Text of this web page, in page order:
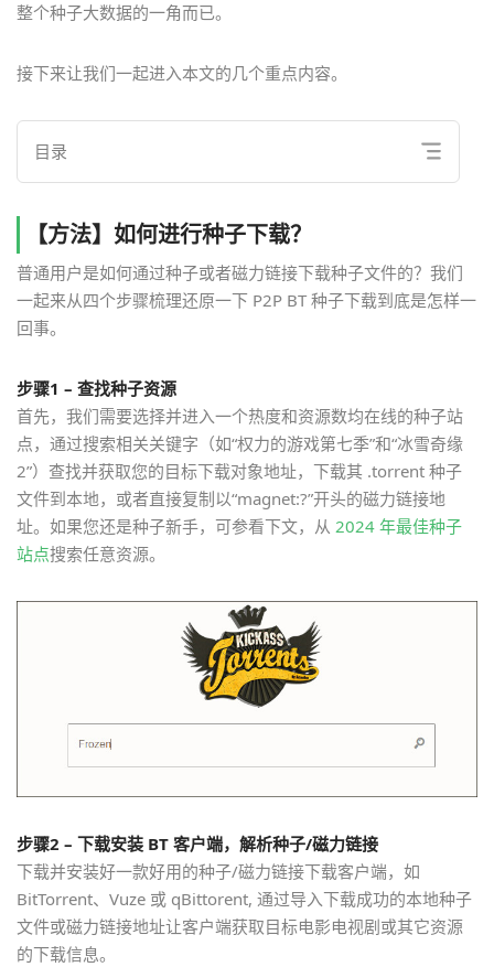
整个种子大数据的一角而已。
接下来让我们一起进入本文的几个重点内容。
目录
【方法】如何进行种子下载？
普通用户是如何通过种子或者磁力链接下载种子文件的？我们
一起来从四个步骤梳理还原一下 P2P BT 种子下载到底是怎样一
回事。
步骤1 – 查找种子资源
首先，我们需要选择并进入一个热度和资源数均在线的种子站
点，通过搜索相关关键字（如“权力的游戏第七季”和“冰雪奇缘
2”）查找并获取您的目标下载对象地址，下载其 .torrent 种子
文件到本地，或者直接复制以“magnet:?”开头的磁力链接地
址。如果您还是种子新手，可参看下文，从 2024 年最佳种子
站点搜索任意资源。
步骤2 – 下载安装 BT 客户端，解析种子/磁力链接
下载并安装好一款好用的种子/磁力链接下载客户端，如
BitTorrent、Vuze 或 qBittorent, 通过导入下载成功的本地种子
文件或磁力链接地址让客户端获取目标电影电视剧或其它资源
的下载信息。